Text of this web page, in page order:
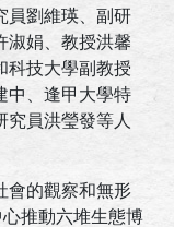
員劉維瑛、副研
淑娟、教授洪馨
科技大學副教授
中、逢甲大學特
員洪瑩發等人
會的觀察和無形
推動六堆生態博